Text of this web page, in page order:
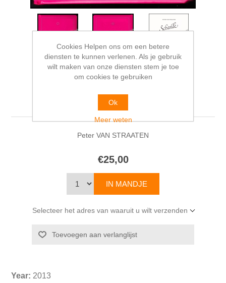
Schande
Peter VAN STRAATEN
€25,00
Selecteer het adres van waaruit u wilt verzenden
Year: 2013
Cookies Helpen ons om een betere
diensten te kunnen verlenen. Als je gebruik
wilt maken van onze diensten stem je toe
om cookies te gebruiken
Ok
Meer weten